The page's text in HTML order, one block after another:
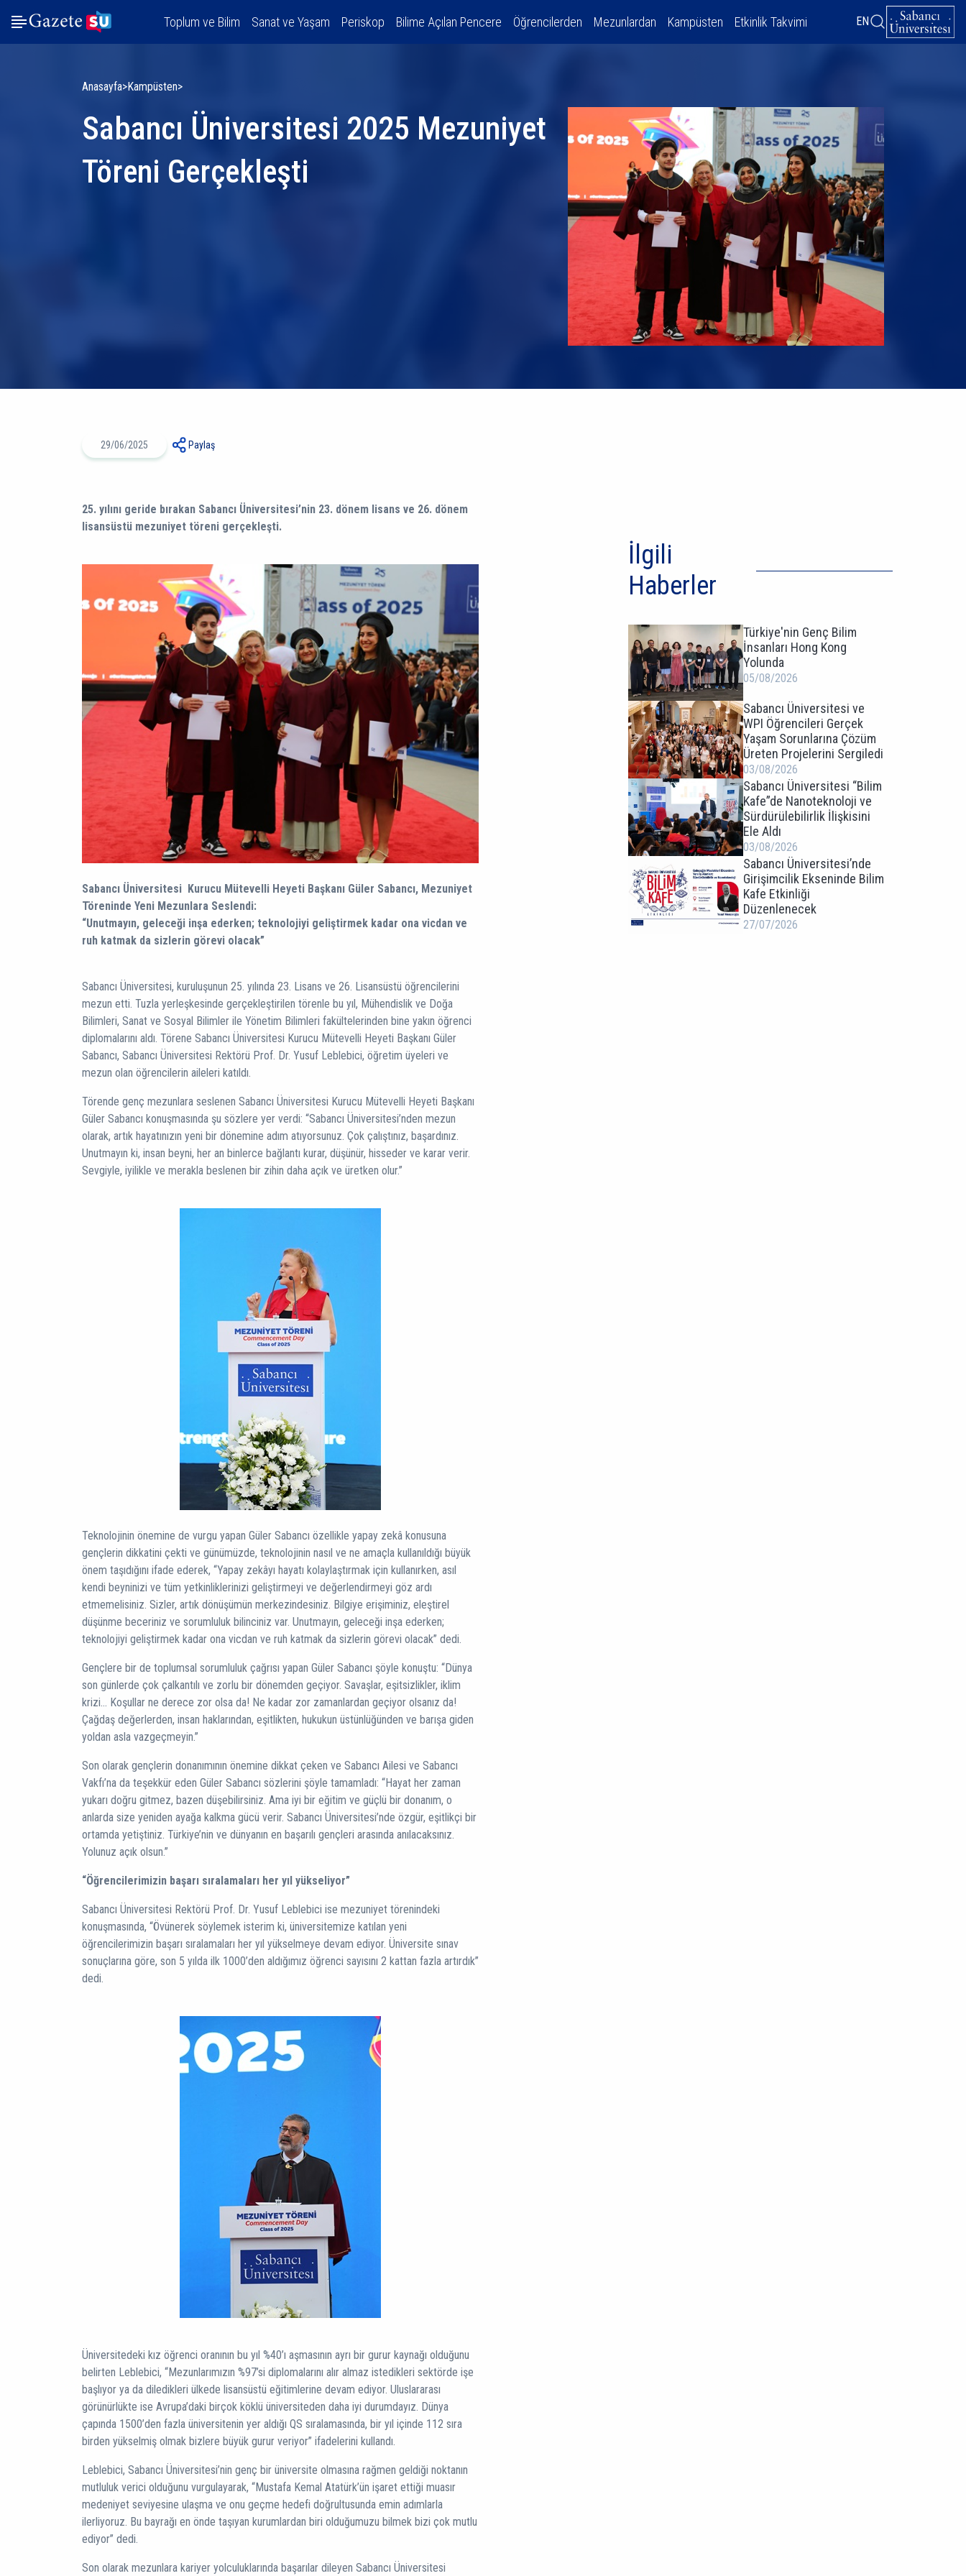
Toplum ve Bilim Sanat ve Yaşam Periskop Bilime Açılan Pencere Öğrencilerden Mezunlardan Kampüsten Etkinlik Takvimi EN
Anasayfa Kampüsten
Sabancı Üniversitesi 2025 Mezuniyet
Töreni Gerçekleşti
29/06/2025 Paylaş
25. yılını geride bırakan Sabancı Üniversitesi’nin 23. dönem lisans ve 26. dönem
lisansüstü mezuniyet töreni gerçekleşti.
Sabancı Üniversitesi Kurucu Mütevelli Heyeti Başkanı Güler Sabancı, Mezuniyet
Töreninde Yeni Mezunlara Seslendi:
“Unutmayın, geleceği inşa ederken; teknolojiyi geliştirmek kadar ona vicdan ve
ruh katmak da sizlerin görevi olacak”
Sabancı Üniversitesi, kuruluşunun 25. yılında 23. Lisans ve 26. Lisansüstü öğrencilerini
mezun etti. Tuzla yerleşkesinde gerçekleştirilen törenle bu yıl, Mühendislik ve Doğa
Bilimleri, Sanat ve Sosyal Bilimler ile Yönetim Bilimleri fakültelerinden bine yakın öğrenci
diplomalarını aldı. Törene Sabancı Üniversitesi Kurucu Mütevelli Heyeti Başkanı Güler
Sabancı, Sabancı Üniversitesi Rektörü Prof. Dr. Yusuf Leblebici, öğretim üyeleri ve
mezun olan öğrencilerin aileleri katıldı.
Törende genç mezunlara seslenen Sabancı Üniversitesi Kurucu Mütevelli Heyeti Başkanı
Güler Sabancı konuşmasında şu sözlere yer verdi: “Sabancı Üniversitesi’nden mezun
olarak, artık hayatınızın yeni bir dönemine adım atıyorsunuz. Çok çalıştınız, başardınız.
Unutmayın ki, insan beyni, her an binlerce bağlantı kurar, düşünür, hisseder ve karar verir.
Sevgiyle, iyilikle ve merakla beslenen bir zihin daha açık ve üretken olur.”
Teknolojinin önemine de vurgu yapan Güler Sabancı özellikle yapay zekâ konusuna
gençlerin dikkatini çekti ve günümüzde, teknolojinin nasıl ve ne amaçla kullanıldığı büyük
önem taşıdığını ifade ederek, “Yapay zekâyı hayatı kolaylaştırmak için kullanırken, asıl
kendi beyninizi ve tüm yetkinliklerinizi geliştirmeyi ve değerlendirmeyi göz ardı
etmemelisiniz. Sizler, artık dönüşümün merkezindesiniz. Bilgiye erişiminiz, eleştirel
düşünme beceriniz ve sorumluluk bilinciniz var. Unutmayın, geleceği inşa ederken;
teknolojiyi geliştirmek kadar ona vicdan ve ruh katmak da sizlerin görevi olacak” dedi.
Gençlere bir de toplumsal sorumluluk çağrısı yapan Güler Sabancı şöyle konuştu: “Dünya
son günlerde çok çalkantılı ve zorlu bir dönemden geçiyor. Savaşlar, eşitsizlikler, iklim
krizi… Koşullar ne derece zor olsa da! Ne kadar zor zamanlardan geçiyor olsanız da!
Çağdaş değerlerden, insan haklarından, eşitlikten, hukukun üstünlüğünden ve barışa giden
yoldan asla vazgeçmeyin.”
Son olarak gençlerin donanımının önemine dikkat çeken ve Sabancı Ailesi ve Sabancı
Vakfı’na da teşekkür eden Güler Sabancı sözlerini şöyle tamamladı: “Hayat her zaman
yukarı doğru gitmez, bazen düşebilirsiniz. Ama iyi bir eğitim ve güçlü bir donanım, o
anlarda size yeniden ayağa kalkma gücü verir. Sabancı Üniversitesi’nde özgür, eşitlikçi bir
ortamda yetiştiniz. Türkiye’nin ve dünyanın en başarılı gençleri arasında anılacaksınız.
Yolunuz açık olsun.”
“Öğrencilerimizin başarı sıralamaları her yıl yükseliyor”
Sabancı Üniversitesi Rektörü Prof. Dr. Yusuf Leblebici ise mezuniyet törenindeki
konuşmasında, “Övünerek söylemek isterim ki, üniversitemize katılan yeni
öğrencilerimizin başarı sıralamaları her yıl yükselmeye devam ediyor. Üniversite sınav
sonuçlarına göre, son 5 yılda ilk 1000’den aldığımız öğrenci sayısını 2 kattan fazla artırdık”
dedi.
Üniversitedeki kız öğrenci oranının bu yıl %40’ı aşmasının ayrı bir gurur kaynağı olduğunu
belirten Leblebici, “Mezunlarımızın %97’si diplomalarını alır almaz istedikleri sektörde işe
başlıyor ya da diledikleri ülkede lisansüstü eğitimlerine devam ediyor. Uluslararası
görünürlükte ise Avrupa’daki birçok köklü üniversiteden daha iyi durumdayız. Dünya
çapında 1500’den fazla üniversitenin yer aldığı QS sıralamasında, bir yıl içinde 112 sıra
birden yükselmiş olmak bizlere büyük gurur veriyor” ifadelerini kullandı.
Leblebici, Sabancı Üniversitesi’nin genç bir üniversite olmasına rağmen geldiği noktanın
mutluluk verici olduğunu vurgulayarak, “Mustafa Kemal Atatürk’ün işaret ettiği muasır
medeniyet seviyesine ulaşma ve onu geçme hedefi doğrultusunda emin adımlarla
ilerliyoruz. Bu bayrağı en önde taşıyan kurumlardan biri olduğumuzu bilmek bizi çok mutlu
ediyor” dedi.
Son olarak mezunlara kariyer yolculuklarında başarılar dileyen Sabancı Üniversitesi
İlgili
Haberler
Türkiye'nin Genç Bilim
İnsanları Hong Kong
Yolunda
05/08/2026
Sabancı Üniversitesi ve
WPI Öğrencileri Gerçek
Yaşam Sorunlarına Çözüm
Üreten Projelerini Sergiledi
03/08/2026
Sabancı Üniversitesi “Bilim
Kafe”de Nanoteknoloji ve
Sürdürülebilirlik İlişkisini
Ele Aldı
03/08/2026
Sabancı Üniversitesi’nde
Girişimcilik Ekseninde Bilim
Kafe Etkinliği
Düzenlenecek
27/07/2026